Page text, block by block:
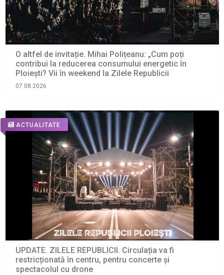
O altfel de invitație. Mihai Polițeanu: „Cum poți
contribui la reducerea consumului energetic în
Ploiești? Vii în weekend la Zilele Republicii
07.08.2026
ACTUALITATE
UPDATE. ZILELE REPUBLICII. Circulația va fi
restricționată în centru, pentru concerte și
spectacolul cu drone